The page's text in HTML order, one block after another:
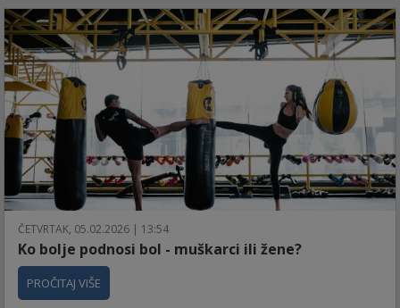
ČETVRTAK, 05.02.2026 | 13:54
Ko bolje podnosi bol - muškarci ili žene?
PROČITAJ VIŠE